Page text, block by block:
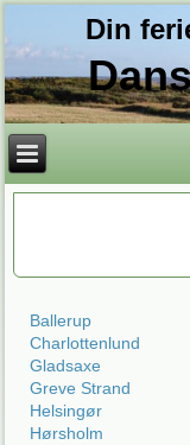
Din
Ballerup
Charlottenlund
Gladsaxe
Greve Strand
Helsingør
Hørsholm